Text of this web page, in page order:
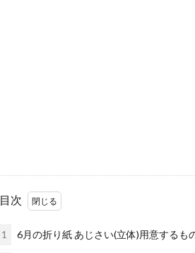
目次
1 6月の折り紙 あじさい(立体)用意するも